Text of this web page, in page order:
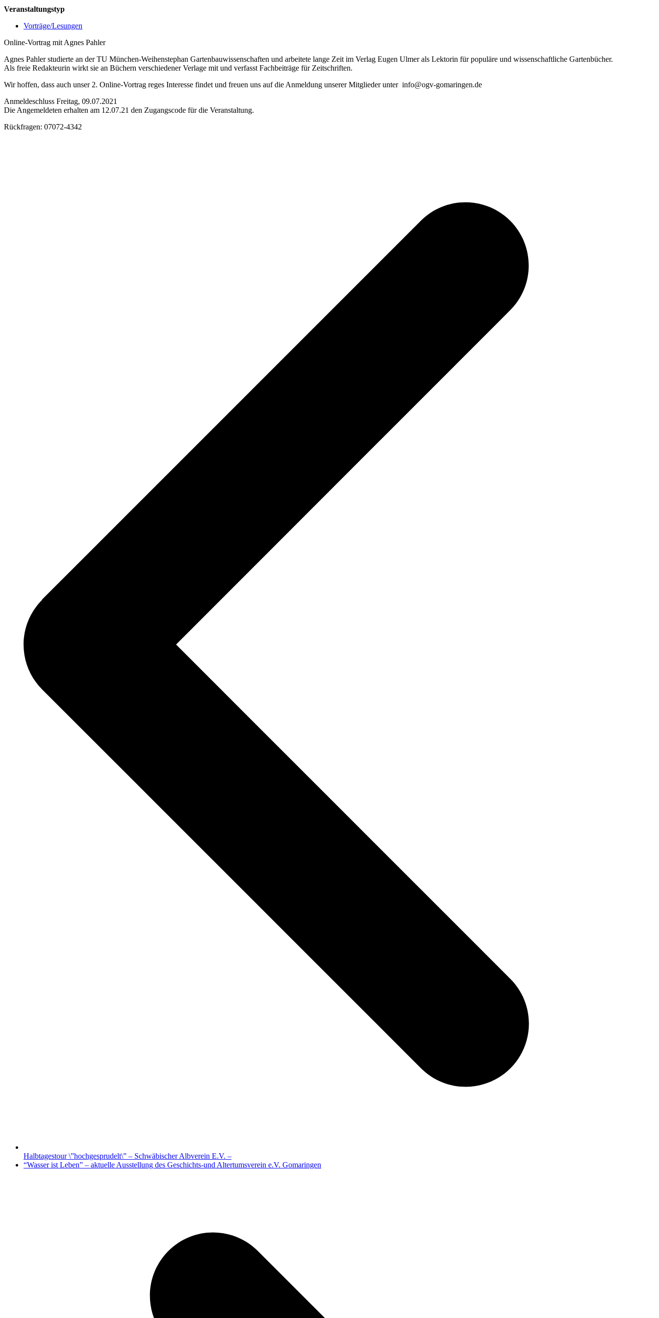
Veranstaltungstyp
Vorträge/Lesungen
Online-Vortrag mit Agnes Pahler
Agnes Pahler studierte an der TU München-Weihenstephan Gartenbauwissenschaften und arbeitete lange Zeit im Verlag Eugen Ulmer als Lektorin für populäre und wissenschaftliche Gartenbücher.
Als freie Redakteurin wirkt sie an Büchern verschiedener Verlage mit und verfasst Fachbeiträge für Zeitschriften.
Wir hoffen, dass auch unser 2. Online-Vortrag reges Interesse findet und freuen uns auf die Anmeldung unserer Mitglieder unter info@ogv-gomaringen.de
Anmeldeschluss Freitag, 09.07.2021
Die Angemeldeten erhalten am 12.07.21 den Zugangscode für die Veranstaltung.
Rückfragen: 07072-4342
Halbtagestour \”hochgesprudelt\” – Schwäbischer Albverein E.V. –
Nächster
“Wasser ist Leben” – aktuelle Ausstellung des Geschichts-und Altertumsverein e.V. Gomaringen